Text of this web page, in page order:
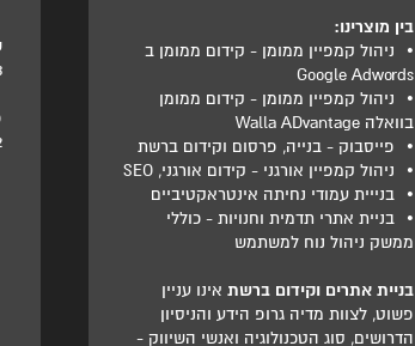
בין מוצרינו:
•
ניהול קמפיין ממומן - קידום ממומן ב
Google Adwords
•
ניהול קמפיין ממומן - קידום ממומן
בוואלה Walla ADvantage
• פייסבוק - בנייה, פרסום וקידום ברשת
• ניהול קמפיין אורגני - קידום אורגני, SEO
• בנייית עמודי נחיתה אינטראקטיביים
• בניית אתרי תדמית וחנויות - כוללי
ממשק ניהול נוח למשתמש
בניית אתרים וקידום ברשתאינו עניין
פשוט, לצוות מדיה גרופ הידע והניסיון
הדרושים, סוג הטכנולוגיה ואנשי השיווק -